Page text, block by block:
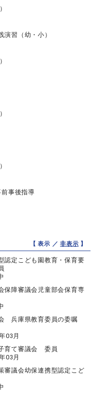
演習（幼・小）
事後指導
【 表示 ／非表示 】
認定こども園教育・保育要
障審議会児童部会保育専
兵庫県教育委員の委嘱
03月
育て審議会 委員
03月
審議会幼保連携型認定こど